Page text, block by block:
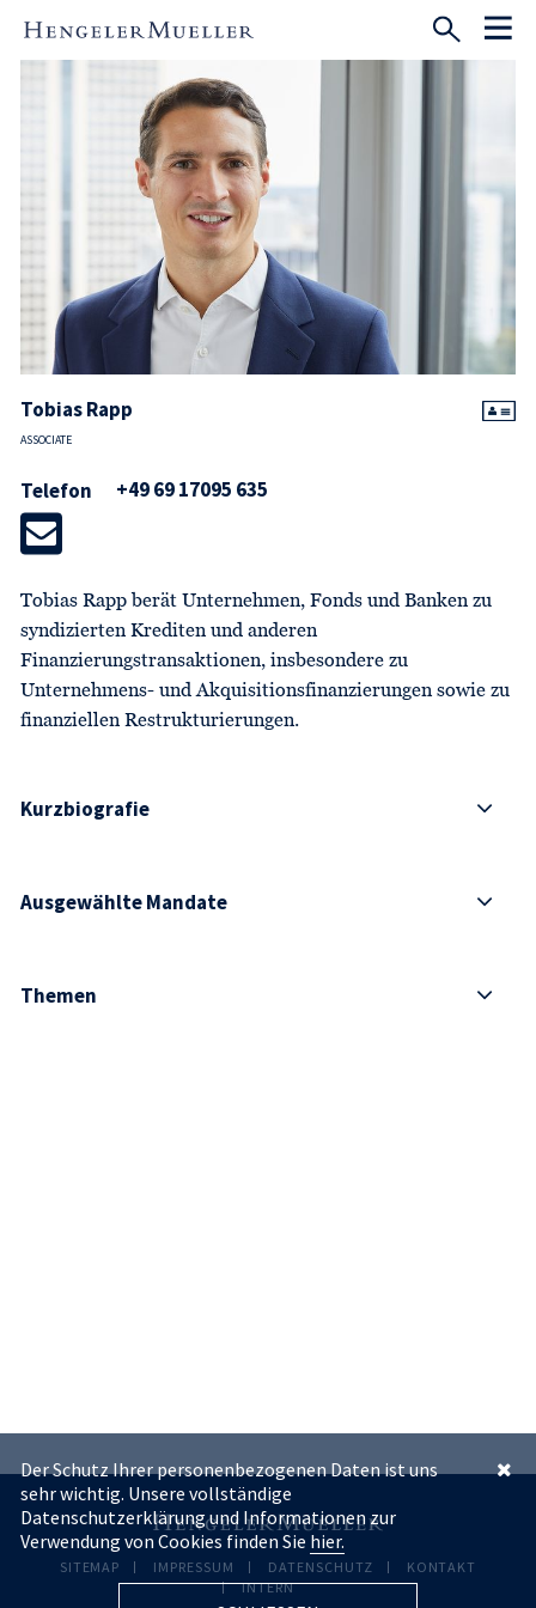
Tobias Rapp
ASSOCIATE
Telefon +49 69 17095 635
Tobias Rapp berät Unternehmen, Fonds und Banken zu
syndizierten Krediten und anderen
Finanzierungstransaktionen, insbesondere zu
Unternehmens- und Akquisitionsfinanzierungen sowie zu
finanziellen Restrukturierungen.
Kurzbiografie
Ausgewählte Mandate
Themen
SITEMAP IMPRESSUM DATENSCHUTZ
KONTAKT
INTERN
Der Schutz Ihrer personenbezogenen Daten ist uns
sehr wichtig. Unsere vollständige
Datenschutzerklärung und Informationen zur
Verwendung von Cookies finden Sie hier.